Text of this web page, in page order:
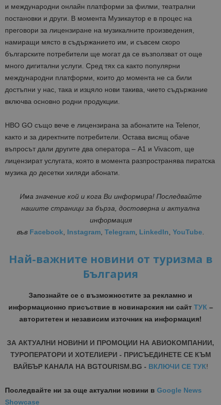
и международни онлайн платформи за филми, театрални
постановки и други. В момента Музикаутор е в процес на
преговори за лицензиране на музикалните произведения,
намиращи място в съдържанието им, и съвсем скоро
българските потребители ще могат да се възползват от още
много дигитални услуги. Сред тях са както популярни
международни платформи, които до момента не са били
достъпни у нас, така и изцяло нови такива, чието съдържание
включва основно родни продукции.
HBO GO също вече е лицензирана за абонатите на Telenor,
както и за директните потребители. Остава висящ обаче
въпросът дали другите два оператора – A1 и Vivacom, ще
лицензират услугата, която в момента разпространява пиратска
музика до десетки хиляди абонати.
Има значение кой и кога Ви информира! Последвайте
нашите страници за бърза, достоверна и актуална
информация
във Facebook, Instagram, Telegram, LinkedIn, YouTube.
Най-важните новини от туризма в
България
Запознайте се с възможностите за рекламно и
информационно присъствие в новинарския ни сайт ТУК–
авторитетен и независим източник на информация!
ЗА АКТУАЛНИ НОВИНИ И ПРОМОЦИИ НА АВИОКОМПАНИИ,
ТУРОПЕРАТОРИ И ХОТЕЛИЕРИ - ПРИСЪЕДИНЕТЕ СЕ КЪМ
ВАЙБЪР КАНАЛА НА BGTOURISM.BG - ВКЛЮЧИ СЕ ТУК!
Последвайте ни за още актуални новини в Google News
Showcase